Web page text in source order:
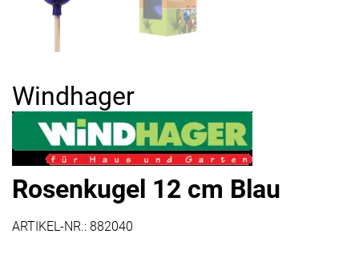
Windhager
Rosenkugel 12 cm Blau
ARTIKEL-NR.: 882040